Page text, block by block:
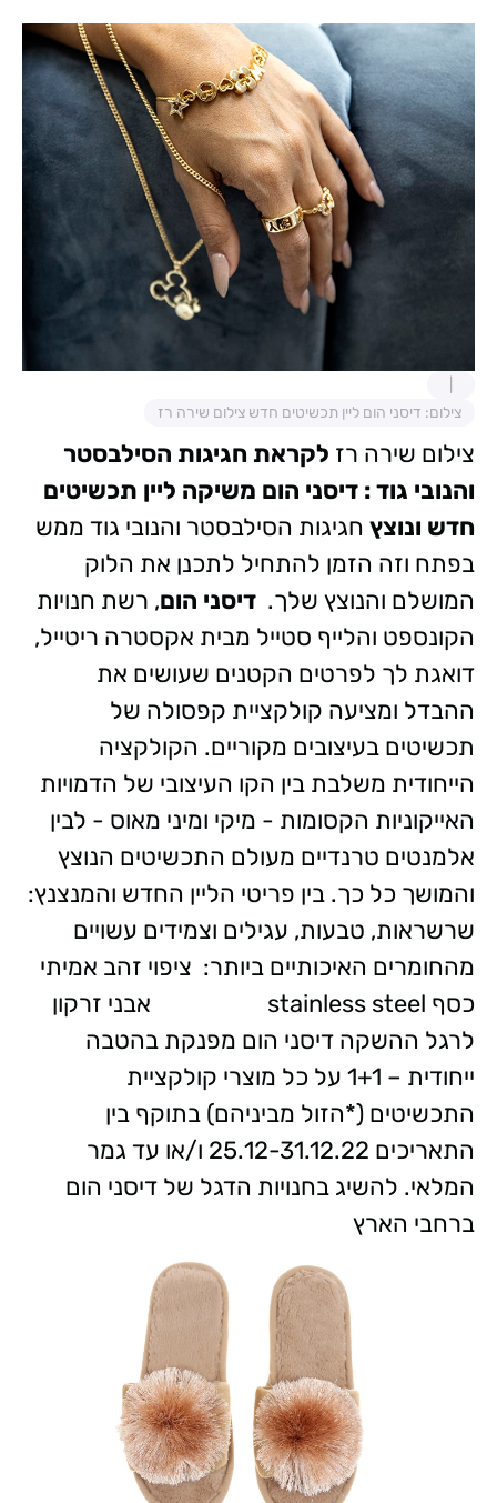
צילום: דיסני הום ליין תכשיטים חדש צילום שירה רז
צילום שירה רז לקראת חגיגות הסילבסטר
והנובי גוד : דיסני הום משיקה ליין תכשיטים
חדש ונוצץ חגיגות הסילבסטר והנובי גוד ממש
בפתח וזה הזמן להתחיל לתכנן את הלוק
המושלם והנוצץ שלך. דיסני הום, רשת חנויות
הקונספט והלייף סטייל מבית אקסטרה ריטייל,
דואגת לך לפרטים הקטנים שעושים את
ההבדל ומציעה קולקציית קפסולה של
תכשיטים בעיצובים מקוריים. הקולקציה
הייחודית משלבת בין הקו העיצובי של הדמויות
האייקוניות הקסומות - מיקי ומיני מאוס - לבין
אלמנטים טרנדיים מעולם התכשיטים הנוצץ
והמושך כל כך. בין פריטי הליין החדש והמנצנץ:
שרשראות, טבעות, עגילים וצמידים עשויים
מהחומרים האיכותיים ביותר: ציפוי זהב אמיתי
כסף stainless steel
אבני זרקון
לרגל ההשקה דיסני הום מפנקת בהטבה
ייחודית – 1+1 על כל מוצרי קולקציית
התכשיטים (*הזול מביניהם) בתוקף בין
התאריכים 25.12-31.12.22 ו/או עד גמר
המלאי. להשיג בחנויות הדגל של דיסני הום
ברחבי הארץ